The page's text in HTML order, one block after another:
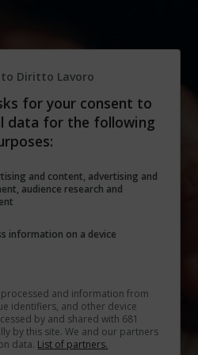
to Diritto Lavoro
for your consent to
data for the following
and content, advertising and
audience research and
information on a device
and information from
identifiers, and other device
by and shared with 681
by this site. We and our partners
data. List of partners.